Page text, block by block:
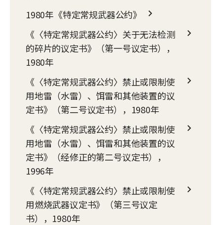
1980年《特定常规武器公约》
《〈特定常规武器公约〉关于无法检测
的碎片的议定书》（第一号议定书），
1980年
《〈特定常规武器公约〉禁止或限制使
用地雷（水雷）、饵雷和其他装置的议
定书》（第二号议定书），1980年
《〈特定常规武器公约〉禁止或限制使
用地雷（水雷）、饵雷和其他装置的议
定书》（经修正的第二号议定书），
1996年
《〈特定常规武器公约〉禁止或限制使
用燃烧武器议定书》（第三号议定
书），1980年